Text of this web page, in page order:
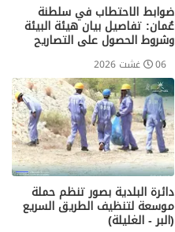
ضوابط الاحتطاب في سلطنة
عُمان: تفاصيل بيان هيئة البيئة
وشروط الحصول على التصاريح
06 غشت 2026
دائرة البلدية بصور تنظم حملة
موسعة لتنظيف الطريق السريع
(البر - الغليلة)